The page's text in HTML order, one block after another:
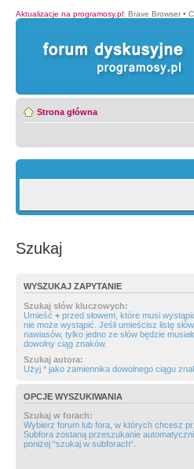
Aktualizacje na programosy.pl: Brave Browser •
Strona główna
Szukaj
WYSZUKAJ ZAPYTANIE
Szukaj słów kluczowych:
Umieść + przed słowem, które musi
nie może wystąpić. Jeśli umieścisz listę
nawiasów, tylko jedno ze słów będzie
dowolny ciąg znaków.
Szukaj autora:
Użyj * jako zamiennika dowolnego ciągu
OPCJE WYSZUKIWANIA
Szukaj w forach:
Wybierz forum lub fora, w których chcesz
Subfora zostaną przeszukanie
poniżej “szukaj w subforach“.